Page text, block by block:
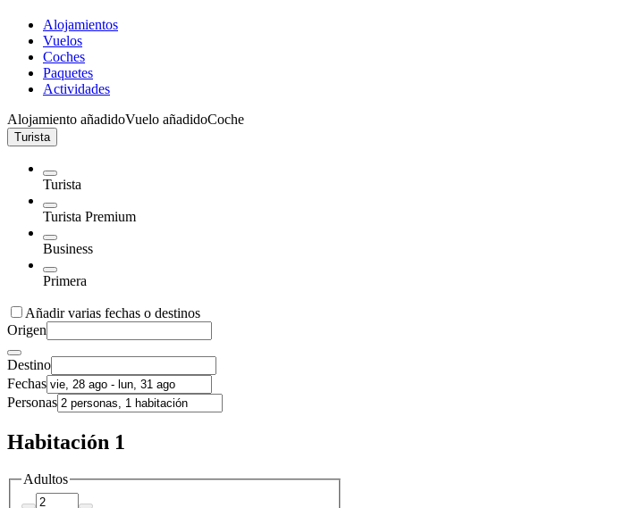
Alojamientos
Vuelos
Coches
Paquetes
Actividades
Alojamiento añadidoVuelo añadidoCoche
Turista
Turista
Turista Premium
Business
Primera
Añadir varias fechas o destinos
Origen
Destino
Fechas
Personas
Habitación 1
Adultos